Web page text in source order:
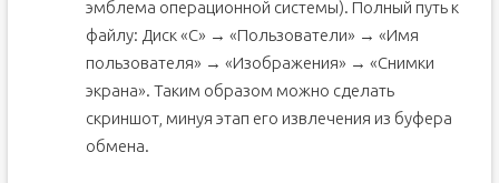
эмблема операционной системы). Полный путь к
файлу: Диск «С» → «Пользователи» → «Имя
пользователя» → «Изображения» → «Снимки
экрана». Таким образом можно сделать
скриншот, минуя этап его извлечения из буфера
обмена.